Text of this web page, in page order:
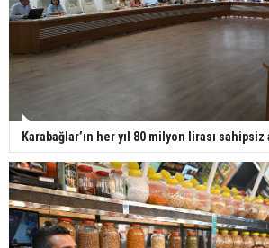
Karabağlar’ın her yıl 80 milyon lirası